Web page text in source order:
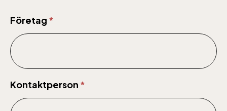
Årskort
för
företag
Företag *
Kontaktperson *